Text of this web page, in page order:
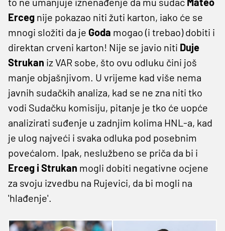
Erceg nije pokazao niti žuti karton, iako će se
mnogi složiti da je Goda mogao (i trebao) dobiti i
direktan crveni karton! Nije se javio niti Duje
Strukan iz VAR sobe, što ovu odluku čini još
manje objašnjivom. U vrijeme kad više nema
javnih sudačkih analiza, kad se ne zna niti tko
vodi Sudačku komisiju, pitanje je tko će uopće
analizirati suđenje u zadnjim kolima HNL-a, kad
je ulog najveći i svaka odluka pod posebnim
povećalom. Ipak, neslužbeno se priča da bi i
Erceg i Strukan mogli dobiti negativne ocjene
za svoju izvedbu na Rujevici, da bi mogli na
'hlađenje'.